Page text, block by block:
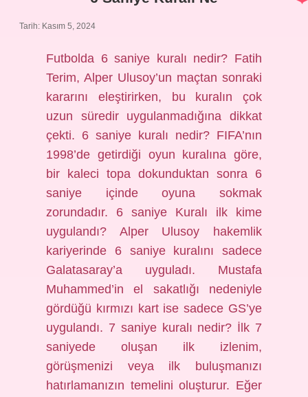
Tarih: Kasım 5, 2024
Futbolda 6 saniye kuralı nedir? Fatih
Terim, Alper Ulusoy’un maçtan sonraki
kararını eleştirirken, bu kuralın çok
uzun süredir uygulanmadığına dikkat
çekti. 6 saniye kuralı nedir? FIFA’nın
1998’de getirdiği oyun kuralına göre,
bir kaleci topa dokunduktan sonra 6
saniye içinde oyuna sokmak
zorundadır. 6 saniye Kuralı ilk kime
uygulandı? Alper Ulusoy hakemlik
kariyerinde 6 saniye kuralını sadece
Galatasaray’a uyguladı. Mustafa
Muhammed’in el sakatlığı nedeniyle
gördüğü kırmızı kart ise sadece GS’ye
uygulandı. 7 saniye kuralı nedir? İlk 7
saniyede oluşan ilk izlenim,
görüşmenizi veya ilk buluşmanızı
hatırlamanızın temelini oluşturur. Eğer